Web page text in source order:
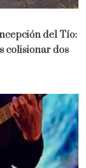
del Tío:
colisionar dos